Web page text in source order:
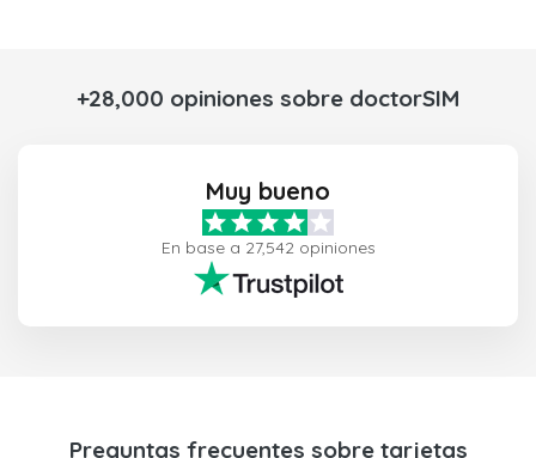
+28,000 opiniones sobre doctorSIM
Muy bueno
En base a 27,542 opiniones
Preguntas frecuentes sobre tarjetas